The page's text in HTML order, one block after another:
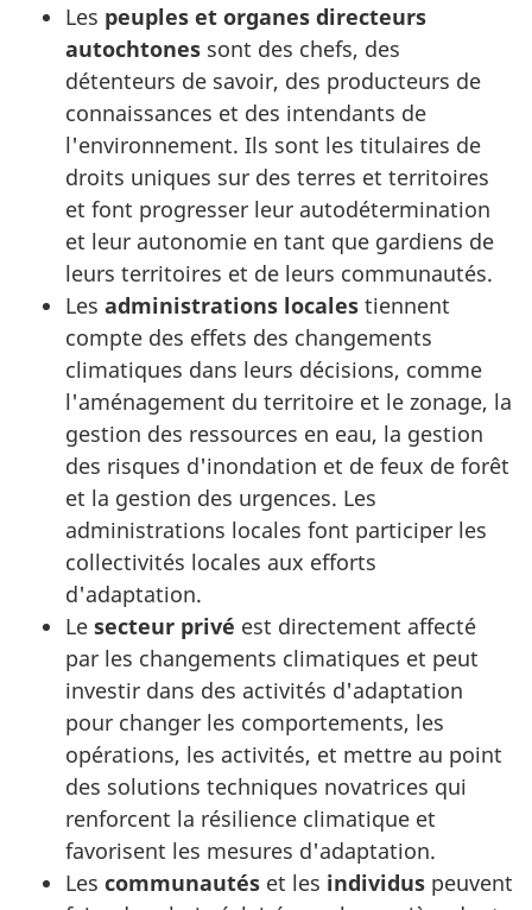
Les peuples et organes directeurs
autochtones sont des chefs, des
détenteurs de savoir, des producteurs de
connaissances et des intendants de
l'environnement. Ils sont les titulaires de
droits uniques sur des terres et territoires
et font progresser leur autodétermination
et leur autonomie en tant que gardiens de
leurs territoires et de leurs communautés.
Les administrations locales tiennent
compte des effets des changements
climatiques dans leurs décisions, comme
l'aménagement du territoire et le zonage, la
gestion des ressources en eau, la gestion
des risques d'inondation et de feux de forêt
et la gestion des urgences. Les
administrations locales font participer les
collectivités locales aux efforts
d'adaptation.
Le secteur privé est directement affecté
par les changements climatiques et peut
investir dans des activités d'adaptation
pour changer les comportements, les
opérations, les activités, et mettre au point
des solutions techniques novatrices qui
renforcent la résilience climatique et
favorisent les mesures d'adaptation.
Les communautés et les individus peuvent